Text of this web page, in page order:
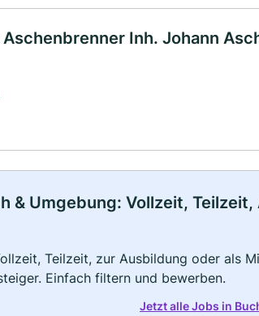
Inh. Johann
& Umgebung: Vollzeit,
Teilzeit, zur Ausbildung oder als
Einfach filtern und bewerben.
Jetzt alle Jobs in